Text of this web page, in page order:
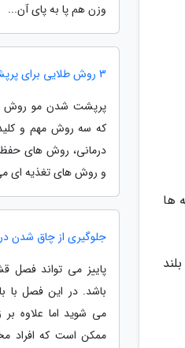
ها
بلند
وزن هم پا به پای آن...
3 روش طلایی برای پرپشت شدن موها
پرپشت شدن مو روش
که سه روش مهم و
درمانی، روش های حفظ
و روش های تغذیه ای
جلوگیری از چاق شدن در
پاییز می تواند فصل
باشد. در این فصل با
می شوید اما علاوه بر
ممکن است که افراد